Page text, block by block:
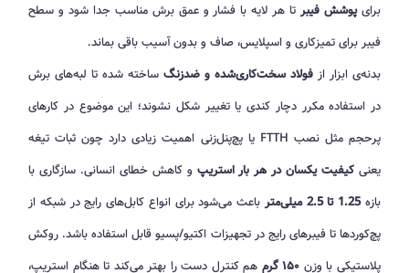
برایپوشش فیبرتا هر لایه با فشار و عمق برش مناسب جدا شود و سطح
فیبر برای تمیزکاری و اسپلایس، صاف و بدون آسیب باقی بماند.
بدنه‌ی ابزار از فولاد سخت‌کاری‌شده و ضدزنگ ساخته شده تا لبه‌های برش
در استفاده مکرر دچار کندی یا تغییر شکل نشوند؛ این موضوع در کارهای
پرحجم مثل نصب FTTH یا پچ‌پنل‌زنی اهمیت زیادی دارد چون ثبات تیغه
یعنی کیفیت یکسان در هر بار استریپ و کاهش خطای انسانی. سازگاری با
بازه1.25 تا 2.5 میلی‌متر
باعث می‌شود برای انواع کابل‌های رایج در شبکه از
پچ‌کوردها تا فیبرهای رایج در تجهیزات اکتیو/پسیو قابل استفاده باشد. روکش
پلاستیکی با وزن ۱۵۰ گرم
هم کنترل دست را بهتر می‌کند تا هنگام استریپ،